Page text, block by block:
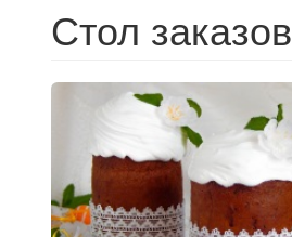
Стол заказов